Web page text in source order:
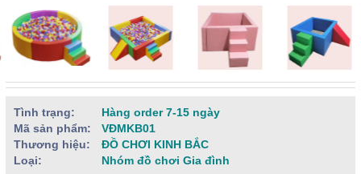
Tình trạng:
Hàng order 7-15 ngày
Mã sản phẩm:
VĐMKB01
Thương hiệu:
ĐỒ CHƠI KINH BẮC
Loại:
Nhóm đồ chơi Gia đình